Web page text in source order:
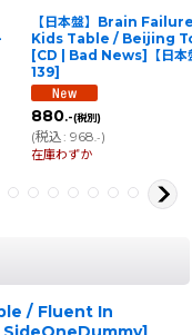
【日本盤】Brain
Kids Table / Beijing
[CD | Bad News]【日本
139]
880.-(税別)
(税込: 968 .-)
在庫わずか
/ Fluent In